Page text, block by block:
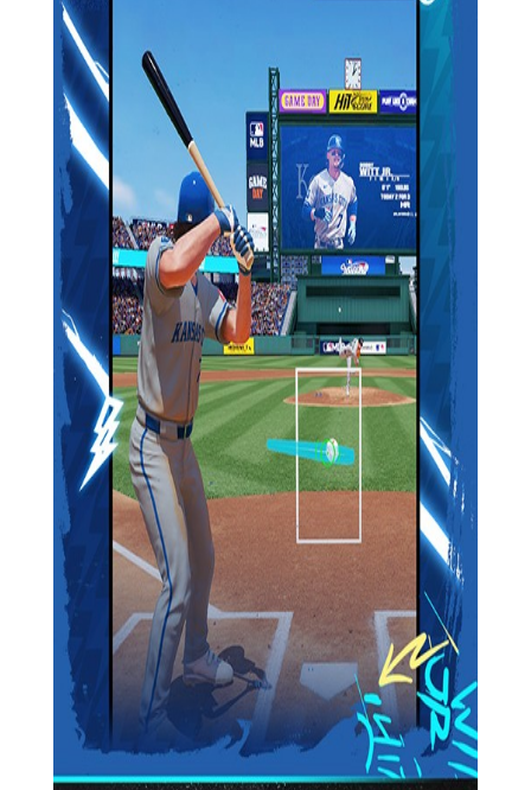
的棒球运动规则和动作，包括投球、击球、跑垒等。
2. 丰富多样的角色：玩家可以选择不同的角色进行游戏，每
个角色拥有独特的技能和属性，如速度型、力量型、技巧型等。
3. 多样化的比赛模式：包括联赛模式、锦标赛模式、友谊赛
等，让玩家可以在不同场景下挑战自我。
【棒球大师安卓版最新过程】
1. 创建角色：玩家首先需要创建一个属于自己的棒球运动员
角色，包括选择性别、外观、技能等。
2. 训练与提升：通过参加训练和比赛来提升角色的各项属
性，如力量、速度、技巧等。
3. 参加比赛：选择合适的比赛模式，与其他玩家或AI进行对
战，争取获得胜利和奖励。
4. 升级装备：通过比赛获得的奖励可以购买和升级装备，如
球棒、球鞋、护具等，以增强角色的战斗力。
【棒球大师安卓版最新攻略】
1. 熟悉规则：在开始游戏前，先熟悉棒球的基本规则和操作
方式，这将有助于你更快地适应游戏节奏。
2. 策略制定：在比赛中根据对手的实力和自己的角色特点制
定合理的击球和跑垒策略。
3. 持续训练：参加日常训练和特殊训练，不断提升自己的属